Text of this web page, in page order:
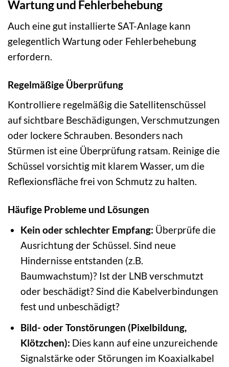
Wartung und Fehlerbehebung
Auch eine gut installierte SAT-Anlage kann
gelegentlich Wartung oder Fehlerbehebung
erfordern.
Regelmäßige Überprüfung
Kontrolliere regelmäßig die Satellitenschüssel
auf sichtbare Beschädigungen, Verschmutzungen
oder lockere Schrauben. Besonders nach
Stürmen ist eine Überprüfung ratsam. Reinige die
Schüssel vorsichtig mit klarem Wasser, um die
Reflexionsfläche frei von Schmutz zu halten.
Häufige Probleme und Lösungen
Kein oder schlechter Empfang: Überprüfe die
Ausrichtung der Schüssel. Sind neue
Hindernisse entstanden (z.B.
Baumwachstum)? Ist der LNB verschmutzt
oder beschädigt? Sind die Kabelverbindungen
fest und unbeschädigt?
Bild- oder Tonstörungen (Pixelbildung,
Klötzchen): Dies kann auf eine unzureichende
Signalstärke oder Störungen im Koaxialkabel